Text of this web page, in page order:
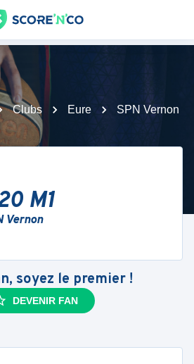
Clubs Eure
SPN Vernon
M1
Vernon
soyez le premier !
DEVENIR FAN